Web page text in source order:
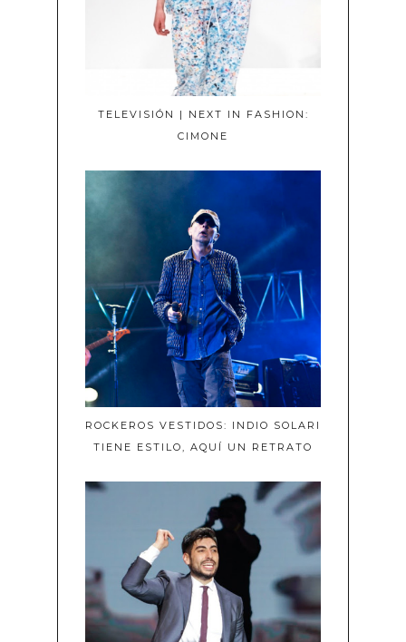
TELEVISIÓN | NEXT IN FASHION:
CIMONE
ROCKEROS VESTIDOS: INDIO SOLARI
TIENE ESTILO, AQUÍ UN RETRATO